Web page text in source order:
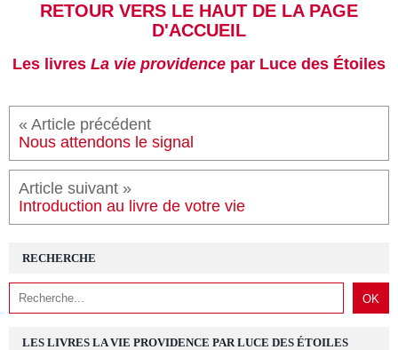
RETOUR VERS LE HAUT DE LA PAGE
D'ACCUEIL
Les livres La vie providence par Luce des Étoiles
« Article précédent
Nous attendons le signal
Article suivant »
Introduction au livre de votre vie
RECHERCHE
LES LIVRES LA VIE PROVIDENCE PAR LUCE DES ÉTOILES